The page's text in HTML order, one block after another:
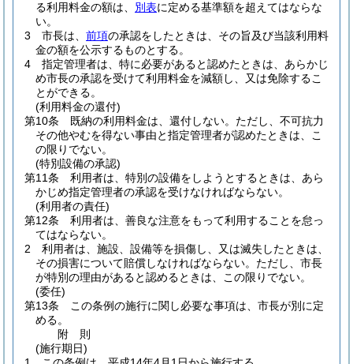
る利用料金の額は、 別表に定める基準額を超えてはならな
い。
3
市長は、 前項の承認をしたときは、その旨及び当該利用料
金の額を公示するものとする。
4
指定管理者は、特に必要があると認めたときは、あらかじ
め市長の承認を受けて利用料金を減額し、又は免除するこ
とができる。
(利用料金の還付)
第10条
既納の利用料金は、還付しない。 ただし、不可抗力
その他やむを得ない事由と指定管理者が認めたときは、こ
の限りでない。
(特別設備の承認)
第11条
利用者は、特別の設備をしようとするときは、あら
かじめ指定管理者の承認を受けなければならない。
(利用者の責任)
第12条
利用者は、善良な注意をもって利用することを怠っ
てはならない。
2
利用者は、施設、設備等を損傷し、又は滅失したときは、
その損害について賠償しなければならない。 ただし、市長
が特別の理由があると認めるときは、この限りでない。
(委任)
第13条
この条例の施行に関し必要な事項は、市長が別に定
める。
附 則
(施行期日)